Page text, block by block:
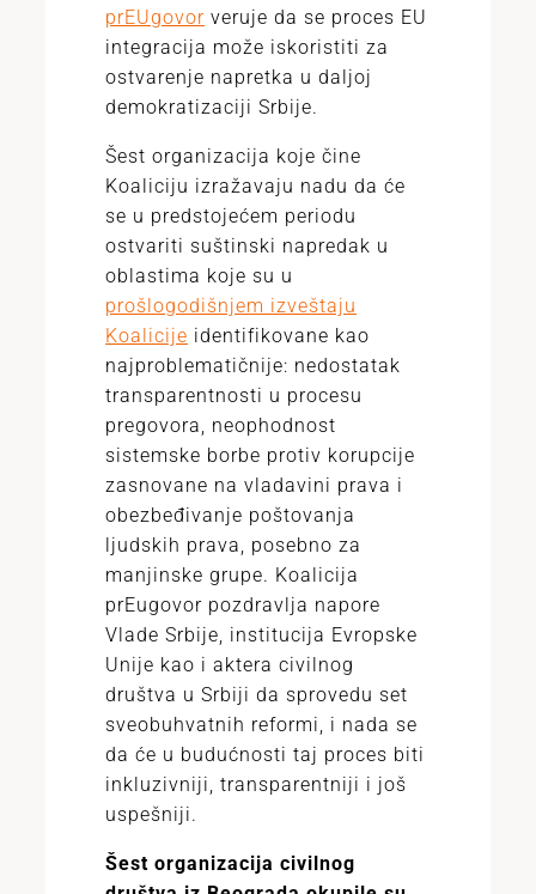
prEUgovorveruje da se proces EU
integracija može iskoristiti za
ostvarenje napretka u daljoj
demokratizaciji Srbije.
Šest organizacija koje čine
Koaliciju izražavaju nadu da će
se u predstojećem periodu
ostvariti suštinski napredak u
oblastima koje su u
prošlogodišnjem izveštaju
Koalicije identifikovane kao
najproblematičnije: nedostatak
transparentnosti u procesu
pregovora, neophodnost
sistemske borbe protiv korupcije
zasnovane na vladavini prava i
obezbeđivanje poštovanja
ljudskih prava, posebno za
manjinske grupe. Koalicija
prEugovor pozdravlja napore
Vlade Srbije, institucija Evropske
Unije kao i aktera civilnog
društva u Srbiji da sprovedu set
sveobuhvatnih reformi, i nada se
da će u budućnosti taj proces biti
inkluzivniji, transparentniji i još
uspešniji.
Šest organizacija civilnog